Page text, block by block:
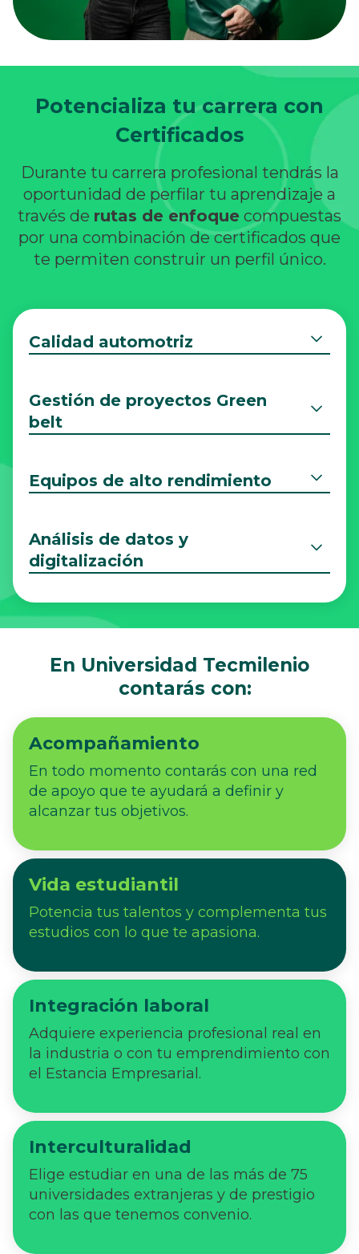
Potencializa tu carrera con
Certificados
Durante tu carrera profesional tendrás la
oportunidad de perfilar tu aprendizaje a
través de rutas de enfoque compuestas
por una combinación de certificados que
te permiten construir un perfil único.
Calidad automotriz
Gestión de proyectos Green
belt
Equipos de alto rendimiento
Análisis de datos y
digitalización
En Universidad Tecmilenio
contarás con:
Acompañamiento
En todo momento contarás con una red
de apoyo que te ayudará a definir y
alcanzar tus objetivos.
Vida estudiantil
Potencia tus talentos y complementa tus
estudios con lo que te apasiona.
Integración laboral
Adquiere experiencia profesional real en
la industria o con tu emprendimiento con
el Estancia Empresarial.
Interculturalidad
Elige estudiar en una de las más de 75
universidades extranjeras y de prestigio
con las que tenemos convenio.